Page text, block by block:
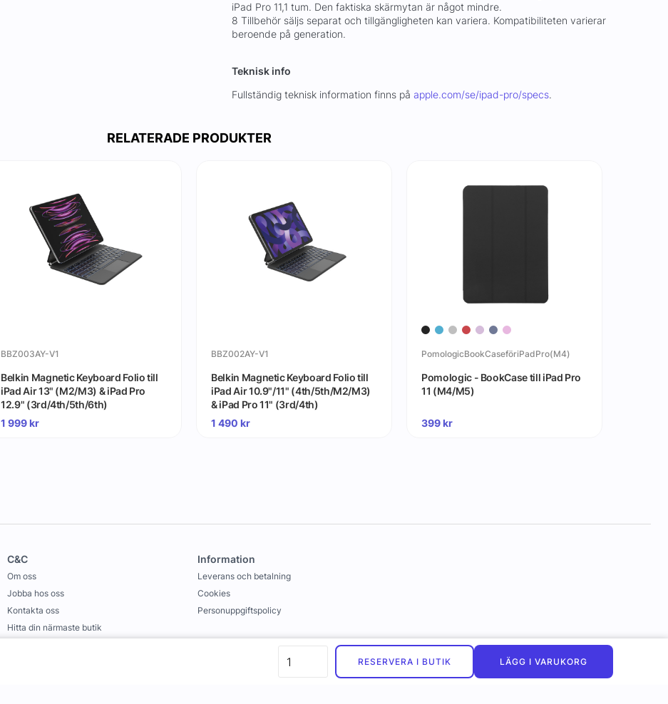
RESERVERA I BUTIK LÄGG I VARUKORG
iPad Pro 11,1 tum. Den faktiska skärmytan är något mindre.
8 Tillbehör säljs separat och tillgängligheten kan variera. Kompatibiliteten varierar
beroende på generation.
Teknisk info
Fullständig teknisk information finns på apple.com/se/ipad-pro/specs.
RELATERADE PRODUKTER
BBZ003AY-V1
Belkin Magnetic Keyboard Folio till
iPad Air 13" (M2/M3) & iPad Pro
12.9" (3rd/4th/5th/6th)
1 999kr
BBZ002AY-V1
Belkin Magnetic Keyboard Folio till
iPad Air 10.9"/11" (4th/5th/M2/M3)
& iPad Pro 11" (3rd/4th)
1 490 kr
PomologicBookCaseföriPadPro(M4)
Pomologic - BookCase till iPad Pro
11 (M4/M5)
399kr
C&C
Om oss
Jobba hos oss
Kontakta oss
Hitta din närmaste butik
Information
Leverans och betalning
Cookies
Personuppgiftspolicy